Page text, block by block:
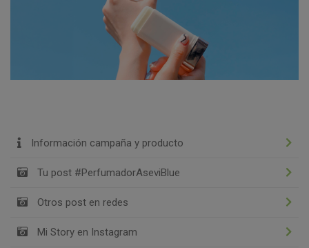
Información campaña y producto
Tu post #PerfumadorAseviBlue
Otros post en redes
Mi Story en Instagram